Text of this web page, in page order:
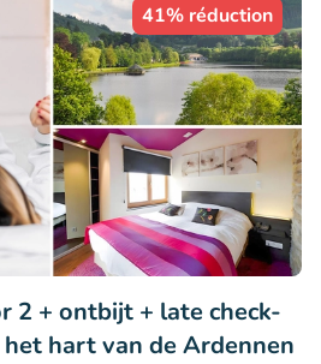
41% réduction
2 + ontbijt + late check-
hart van de Ardennen